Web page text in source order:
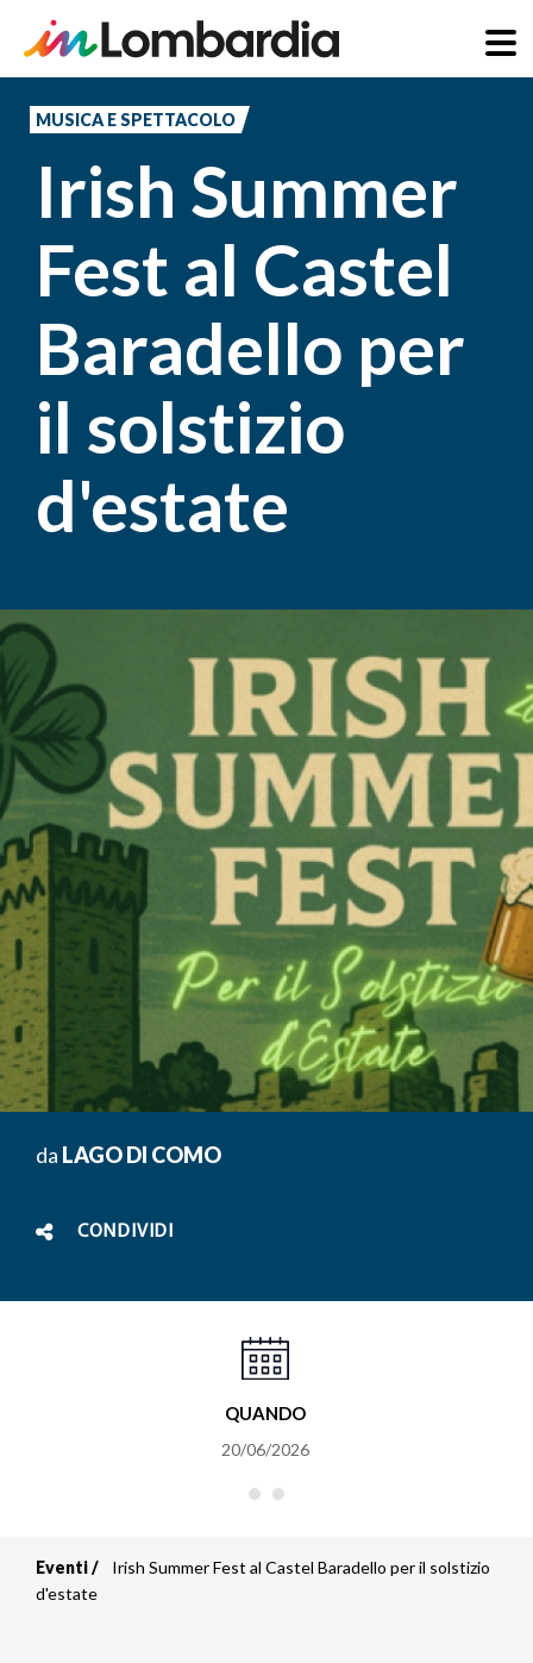
principale
MUSICA E SPETTACOLO
Irish Summer
Fest al Castel
Baradello per
il solstizio
d'estate
da LAGO DI COMO
CONDIVIDI
QUANDO
20/06/2026
Briciole
Eventi
Irish Summer Fest al Castel Baradello per il solstizio
d'estate